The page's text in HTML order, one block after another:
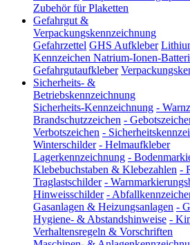
Zubehör für Plaketten
Gefahrgut &
Verpackungskennzeichnung
Gefahrzettel GHS Aufkleber
Kennzeichen Natrium-Ionen-
Gefahrgutaufkleber
Sicherheits- &
Betriebskennzeichnung
Sicherheits-Kennzeichnung -
Brandschutzzeichen -
Verbotszeichen -
Winterschilder - Helmaufkleber
Lagerkennzeichnung -
Klebebuchstaben & Klebezahlen -
Traglastschilder -
Hinweisschilder -
Gasanlagen & Heizungsanlagen -
Hygiene- & Abstandshinweise -
Verhaltensregeln & Vorschriften